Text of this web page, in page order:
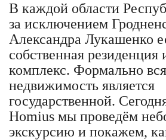
В каждой области
за исключением
Александра Лукашенко
собственная резиденция
комплекс. Формально
недвижимость является
государственной.
Homius мы проведём
экскурсию и покажем,